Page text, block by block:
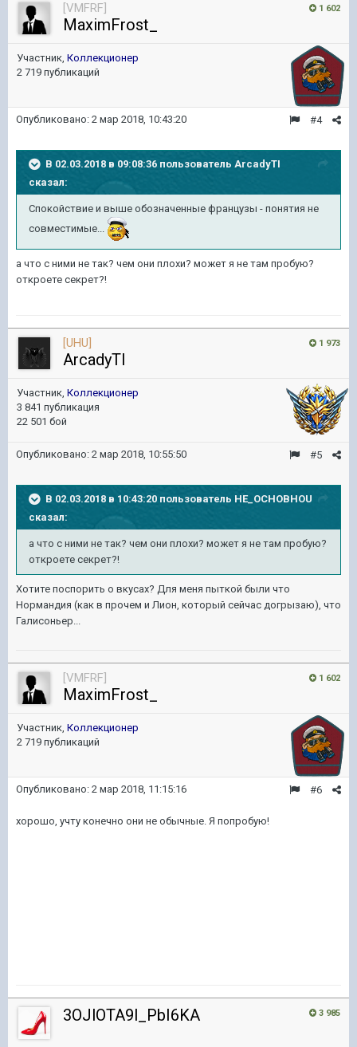
1 602
[VMFRF]
MaximFrost_
Участник, Коллекционер
2 719 публикаций
#4
Опубликовано: 2 мар 2018, 10:43:20
В 02.03.2018 в 09:08:36 пользователь ArcadyTI
сказал:
Спокойствие и выше обозначенные французы - понятия не
совместимые...
а что с ними не так? чем они плохи? может я не там пробую?
откроете секрет?!
1 973
[UHU]
ArcadyTI
Участник, Коллекционер
3 841 публикация
22 501 бой
#5
Опубликовано: 2 мар 2018, 10:55:50
В 02.03.2018 в 10:43:20 пользователь HE_OCHOBHOU
сказал:
а что с ними не так? чем они плохи? может я не там пробую?
откроете секрет?!
Хотите поспорить о вкусах? Для меня пыткой были что
Нормандия (как в прочем и Лион, который сейчас догрызаю), что
Галисоньер...
1 602
[VMFRF]
MaximFrost_
Участник, Коллекционер
2 719 публикаций
#6
Опубликовано: 2 мар 2018, 11:15:16
хорошо, учту конечно они не обычные. Я попробую!
3 985
3OJlOTA9l_PbI6KA